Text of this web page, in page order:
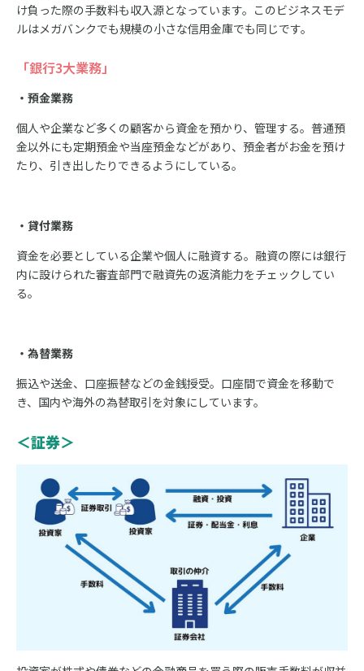
け負った際の手数料も収入源となっています。このビジネスモデ
ルはメガバンクでも規模の小さな信用金庫でも同じです。
「銀行3大業務」
・預金業務
個人や企業など多くの顧客から資金を預かり、管理する。普通預
金以外にも定期預金や当座預金などがあり、預金者がお金を預け
たり、引き出したりできるようにしている。
・貸付業務
資金を必要としている企業や個人に融資する。融資の際には銀行
内に設けられた審査部門で融資先の返済能力をチェックしてい
る。
・為替業務
振込や送金、口座振替などの金銭授受。口座間で資金を移動で
き、国内や海外の為替取引を対象にしています。
＜証券＞